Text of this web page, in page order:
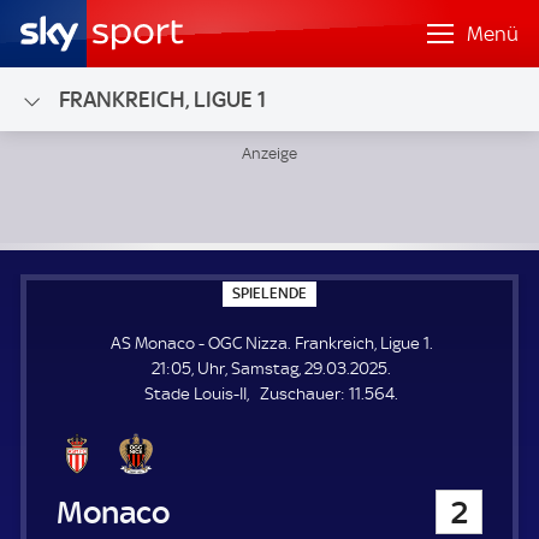
Menü
FRANKREICH, LIGUE 1
SPIELENDE
P
E
L
E
N
AS Monaco - OGC Nizza. Frankreich, Ligue 1.
21:05, Uhr, Samstag, 29.03.2025.
Stade Louis-II
Zuschauer: Z
11.564.
AS Monaco 2